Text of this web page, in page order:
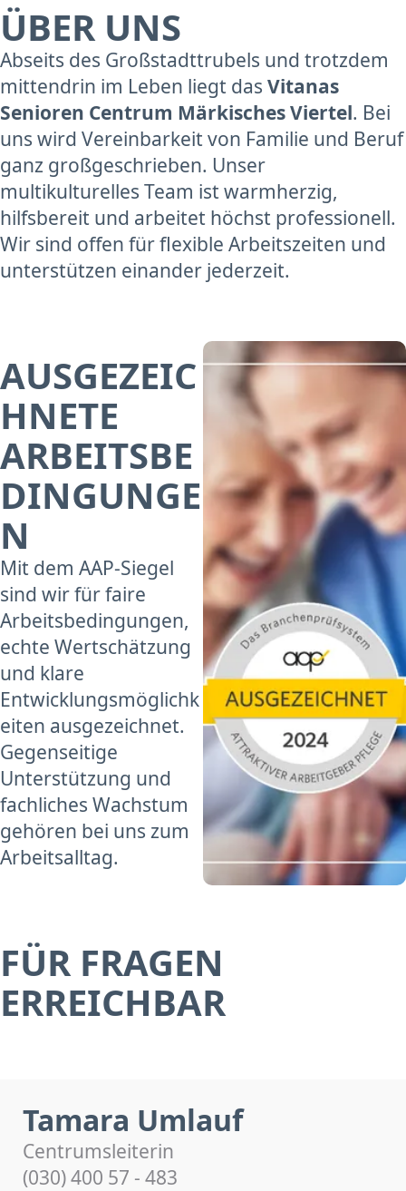
ÜBER UNS
Abseits des Großstadttrubels und trotzdem
mittendrin im Leben liegt das Vitanas
Senioren Centrum Märkisches Viertel. Bei
uns wird Vereinbarkeit von Familie und Beruf
ganz großgeschrieben. Unser
multikulturelles Team ist warmherzig,
hilfsbereit und arbeitet höchst professionell.
Wir sind offen für flexible Arbeitszeiten und
unterstützen einander jederzeit.
AUSGEZEIC
HNETE
ARBEITSBE
DINGUNGE
N
Mit dem AAP-Siegel
sind wir für faire
Arbeitsbedingungen,
echte Wertschätzung
und klare
Entwicklungsmöglichk
eiten ausgezeichnet.
Gegenseitige
Unterstützung und
fachliches Wachstum
gehören bei uns zum
Arbeitsalltag.
FÜR FRAGEN
ERREICHBAR
Tamara Umlauf
Centrumsleiterin
(030) 400 57 - 483